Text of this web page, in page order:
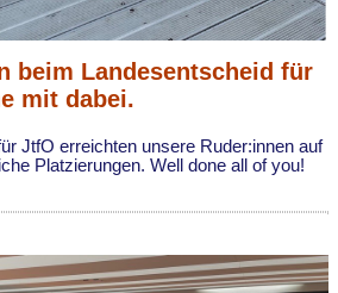
beim Landesentscheid für
mit dabei.
JtfO erreichten unsere Ruder:innen auf
Platzierungen. Well done all of you!